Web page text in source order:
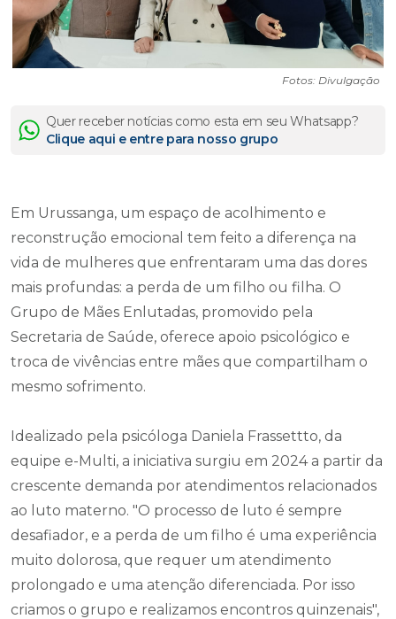
Fotos: Divulgação
Quer receber notícias como esta em seu Whatsapp?
Clique aqui e entre para nosso grupo
Em Urussanga, um espaço de acolhimento e
reconstrução emocional tem feito a diferença na
vida de mulheres que enfrentaram uma das dores
mais profundas: a perda de um filho ou filha. O
Grupo de Mães Enlutadas, promovido pela
Secretaria de Saúde, oferece apoio psicológico e
troca de vivências entre mães que compartilham o
mesmo sofrimento.
Idealizado pela psicóloga Daniela Frassettto, da
equipe e-Multi, a iniciativa surgiu em 2024 a partir da
crescente demanda por atendimentos relacionados
ao luto materno. "O processo de luto é sempre
desafiador, e a perda de um filho é uma experiência
muito dolorosa, que requer um atendimento
prolongado e uma atenção diferenciada. Por isso
criamos o grupo e realizamos encontros quinzenais",